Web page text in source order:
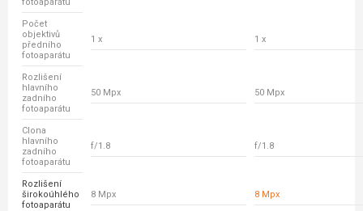
Počet
objektivů
předního
fotoaparátu
1 x 1 x
Rozlišení
hlavního
zadního
fotoaparátu
50 Mpx 50 Mpx
Clona
hlavního
zadního
fotoaparátu
f/1.8 f/1.8
Rozlišení
širokoúhlého
fotoaparátu
8 Mpx 8 Mpx